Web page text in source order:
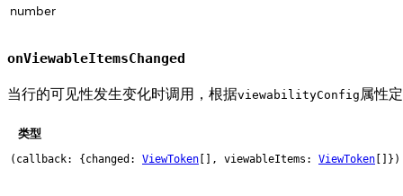
number
onViewableItemsChanged
当行的可见性发生变化时调用，根据viewabilityConfig 属性
类型
(callback: {changed: ViewToken [], viewableItems: ViewToken []})